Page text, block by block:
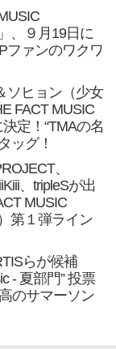
、９月19日に
ファンのワクワ
ソヒョン（少女
FACT MUSIC
定！“TMAの名
ッグ！
、
、tripleSが出
MUSIC
第１弾ライン
らが候補
- 夏部門” 投票
のサマーソン